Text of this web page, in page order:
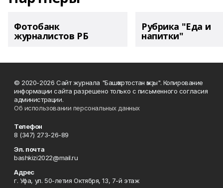
Фотобанк
журналистов РБ
Рубрика "Еда и
напитки"
© 2020-2026 Сайт журнала "Башҡортостан ҡыҙы". Копирование
информации сайта разрешено только с письменного согласия
администрации.
Об использовании персональных данных
Телефон
8 (347) 273-26-89
Эл. почта
bashkizi2022@mail.ru
Адрес
г. Уфа, ул. 50-летия Октября, 13, 7-й этаж